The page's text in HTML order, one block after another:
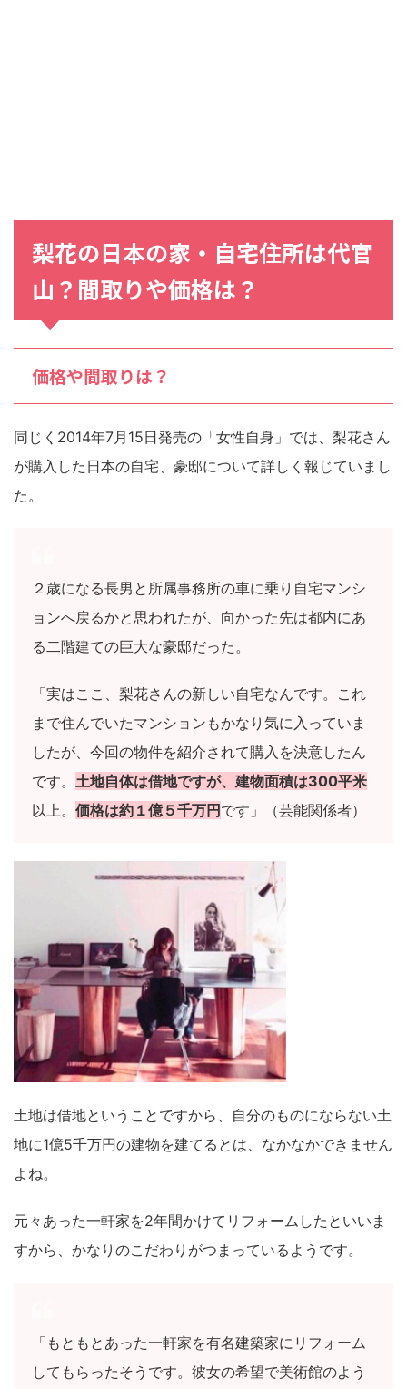
梨花の日本の家・自宅住所は代官
山？間取りや価格は？
価格や間取りは？
同じく2014年7月15日発売の「女性自身」では、梨花さん
が購入した日本の自宅、豪邸について詳しく報じていまし
た。
２歳になる長男と所属事務所の車に乗り自宅マンシ
ョンへ戻るかと思われたが、向かった先は都内にあ
る二階建ての巨大な豪邸だった。
「実はここ、梨花さんの新しい自宅なんです。これ
まで住んでいたマンションもかなり気に入っていま
したが、今回の物件を紹介されて購入を決意したん
です。 土地自体は借地ですが、建物面積は300平米
以上。 価格は約１億５千万円 です」（芸能関係者）
土地は借地ということですから、自分のものにならない土
地に1億5千万円の建物を建てるとは、なかなかできません
よね。
元々あった一軒家を2年間かけてリフォームしたといいま
すから、かなりのこだわりがつまっているようです。
「もともとあった一軒家を有名建築家にリフォーム
してもらったそうです。彼女の希望で美術館のよう